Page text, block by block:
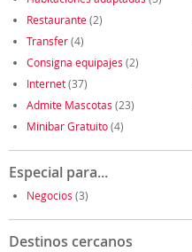
Restaurante(2)
Transfer(4)
Consigna equipajes (2)
Internet(37)
Admite Mascotas (23)
Minibar Gratuito(4)
Especial para...
Negocios (3)
Destinos cercanos